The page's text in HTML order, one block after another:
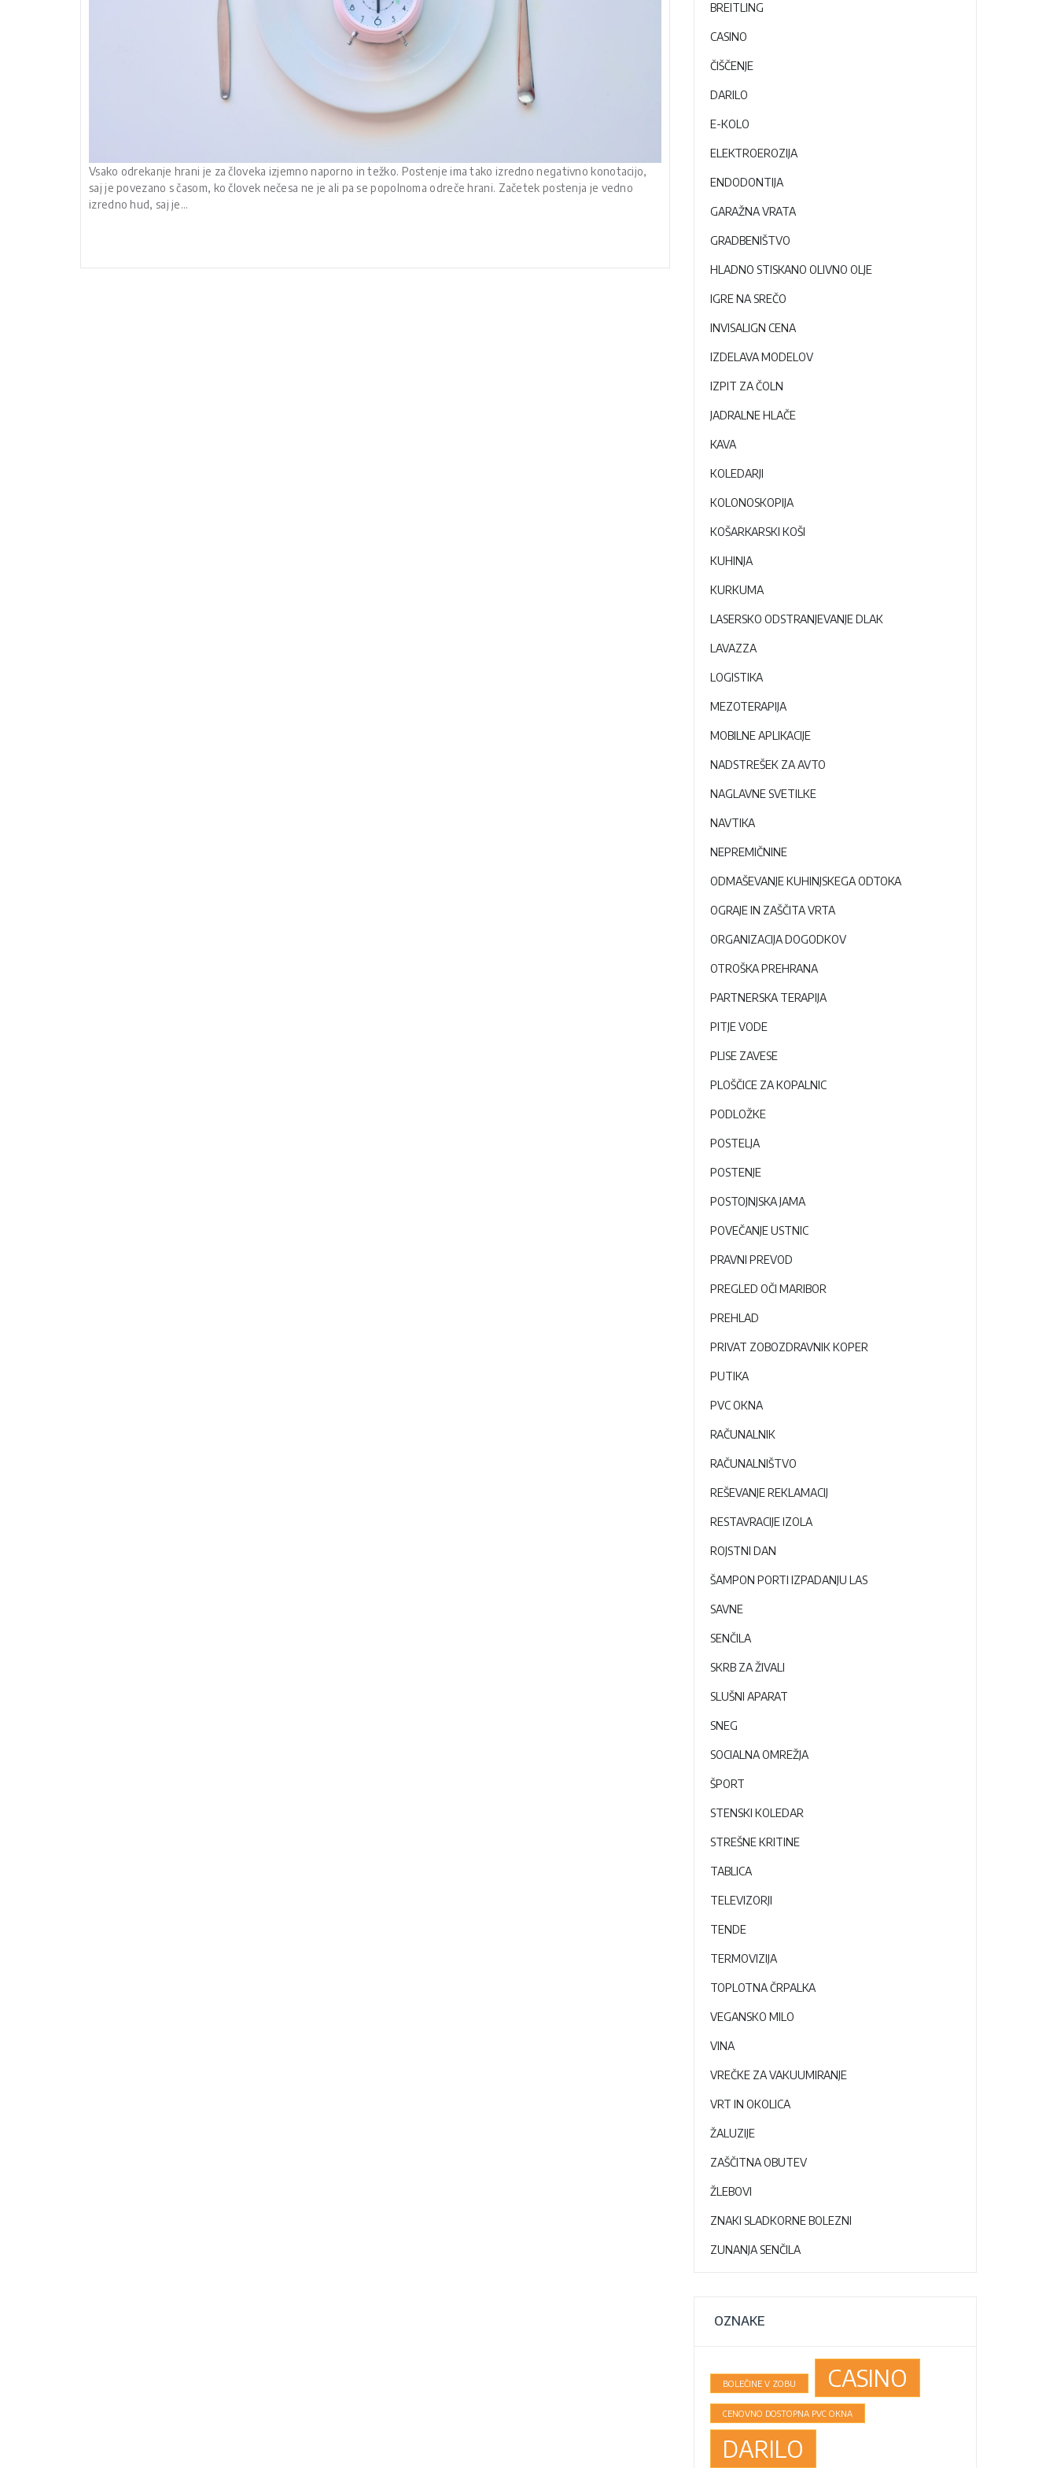
Vsako odrekanje hrani je za človeka izjemno naporno in težko. Postenje ima tako izredno negativno konotacijo,
saj je povezano s časom, ko človek nečesa ne je ali pa se popolnoma odreče hrani. Začetek postenja je vedno
izredno hud, saj je…
BREITLING
CASINO
ČIŠČENJE
DARILO
E-KOLO
ELEKTROEROZIJA
ENDODONTIJA
GARAŽNA VRATA
GRADBENIŠTVO
HLADNO STISKANO OLIVNO OLJE
IGRE NA SREČO
INVISALIGN CENA
IZDELAVA MODELOV
IZPIT ZA ČOLN
JADRALNE HLAČE
KAVA
KOLEDARJI
KOLONOSKOPIJA
KOŠARKARSKI KOŠI
KUHINJA
KURKUMA
LASERSKO ODSTRANJEVANJE DLAK
LAVAZZA
LOGISTIKA
MEZOTERAPIJA
MOBILNE APLIKACIJE
NADSTREŠEK ZA AVTO
NAGLAVNE SVETILKE
NAVTIKA
NEPREMIČNINE
ODMAŠEVANJE KUHINJSKEGA ODTOKA
OGRAJE IN ZAŠČITA VRTA
ORGANIZACIJA DOGODKOV
OTROŠKA PREHRANA
PARTNERSKA TERAPIJA
PITJE VODE
PLISE ZAVESE
PLOŠČICE ZA KOPALNIC
PODLOŽKE
POSTELJA
POSTENJE
POSTOJNJSKA JAMA
POVEČANJE USTNIC
PRAVNI PREVOD
PREGLED OČI MARIBOR
PREHLAD
PRIVAT ZOBOZDRAVNIK KOPER
PUTIKA
PVC OKNA
RAČUNALNIK
RAČUNALNIŠTVO
REŠEVANJE REKLAMACIJ
RESTAVRACIJE IZOLA
ROJSTNI DAN
ŠAMPON PORTI IZPADANJU LAS
SAVNE
SENČILA
SKRB ZA ŽIVALI
SLUŠNI APARAT
SNEG
SOCIALNA OMREŽJA
ŠPORT
STENSKI KOLEDAR
STREŠNE KRITINE
TABLICA
TELEVIZORJI
TENDE
TERMOVIZIJA
TOPLOTNA ČRPALKA
VEGANSKO MILO
VINA
VREČKE ZA VAKUUMIRANJE
VRT IN OKOLICA
ŽALUZIJE
ZAŠČITNA OBUTEV
ŽLEBOVI
ZNAKI SLADKORNE BOLEZNI
ZUNANJA SENČILA
OZNAKE
BOLEČINE V ZOBU CASINO
CENOVNO DOSTOPNA PVC OKNA
DARILO